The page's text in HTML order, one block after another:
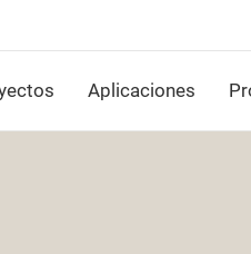
Aplicaciones